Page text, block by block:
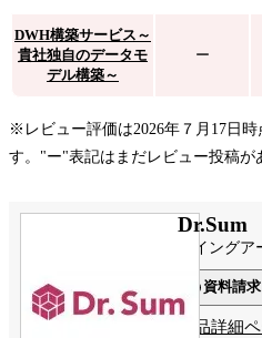
DWH構築サービス～
貴社独自のデータモ
デル構築～
ー
※レビュー評価は2026年７月17日
す。"ー"表記はまだレビュー投稿が
Dr.Sum
ウイング
資料請
製品詳細